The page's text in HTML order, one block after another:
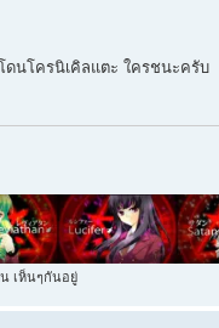
ดนโครนิเคิลแตะ ใครชนะครับ
น เห็นๆกันอยู่